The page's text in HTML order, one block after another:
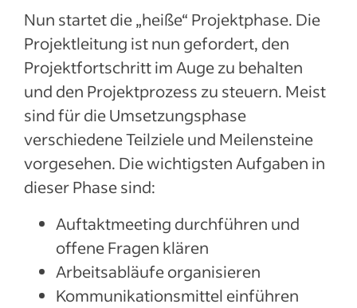
Nun startet die „heiße“ Projektphase. Die
Projektleitung ist nun gefordert, den
Projektfortschritt im Auge zu behalten
und den Projektprozess zu steuern. Meist
sind für die Umsetzungsphase
verschiedene Teilziele und Meilensteine
vorgesehen. Die wichtigsten Aufgaben in
dieser Phase sind:
Auftaktmeeting durchführen und
offene Fragen klären
Arbeitsabläufe organisieren
Kommunikationsmittel einführen